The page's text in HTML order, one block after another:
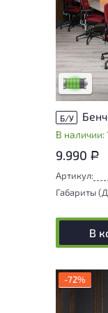
У товара
следы
удобство
Низкая
Б/У
В наличии:
9.990 Р
Артикул:
Габариты
В
-72%